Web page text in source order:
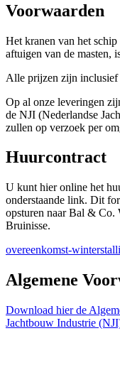
Voorwaarden
Het kranen van het
aftuigen van de masten,
Alle prijzen zijn
Op al onze leveringen
de NJI (Nederlandse
zullen op verzoek per
Huurcontract
U kunt hier online het
onderstaande link. Dit
opsturen naar Bal & Co.
Bruinisse.
overeenkomst-
Algemene
Download hier de
Jachtbouw Industrie